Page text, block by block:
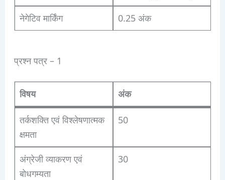
नेगेटिव मार्किंग 0.25 अंक
प्रश्न पत्र – 1
विषय अंक
तर्कशक्ति एवं विश्लेषणात्मक
क्षमता
50
अंग्रेजी व्याकरण एवं
बोधगम्यता
30